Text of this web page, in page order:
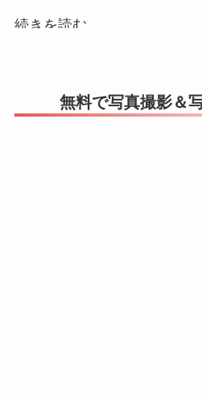
かずの大自然をアクティブ
無料で写真撮影＆